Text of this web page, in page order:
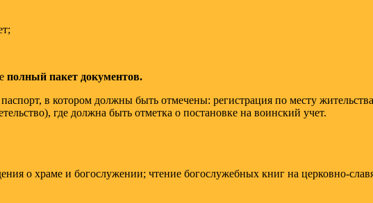
полный пакет документов.
в котором должны быть отмечены: регистрация по месту
где должна быть отметка о постановке на воинский учет.
о храме и богослужении; чтение богослужебных книг на церковно-